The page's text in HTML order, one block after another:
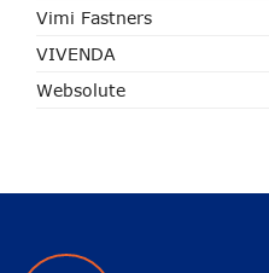
Vimi Fastners
VIVENDA
Websolute